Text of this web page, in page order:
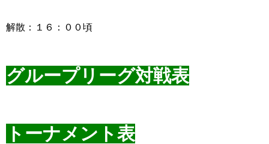
解散：１６：００頃
グループリーグ対戦表
トーナメント表